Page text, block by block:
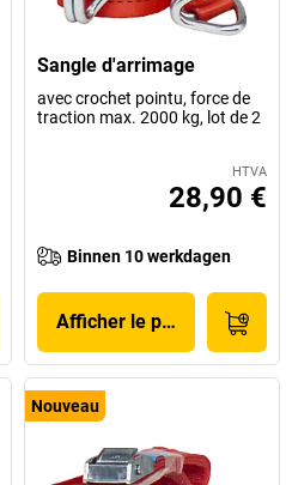
Sangle d'arrimage
avec crochet pointu, force de
traction max. 2000 kg, lot de 2
HTVA
28,90 €
Binnen 10 werkdagen
Afficher le produit
Nouveau